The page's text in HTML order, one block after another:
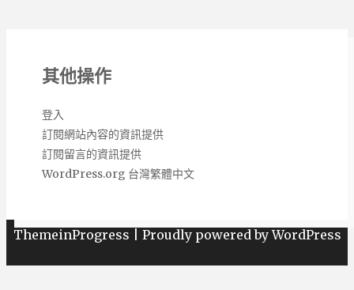
其他操作
登入
訂閱網站內容的資訊提供
訂閱留言的資訊提供
WordPress.org 台灣繁體中文
ThemeinProgress
Proudly powered by WordPress